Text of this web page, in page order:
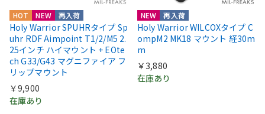
HOT NEW 再入荷
Holy Warrior SPUHRタイプ Sp
uhr RDF Aimpoint T1/2/M5 2.
25インチ ハイマウント + EOte
ch G33/G43 マグニファイア フ
リップマウント
￥9,900
在庫あり
NEW 再入荷
Holy Warrior WILCOXタイプ C
ompM2 MK18 マウント 経30m
m
￥3,880
在庫あり